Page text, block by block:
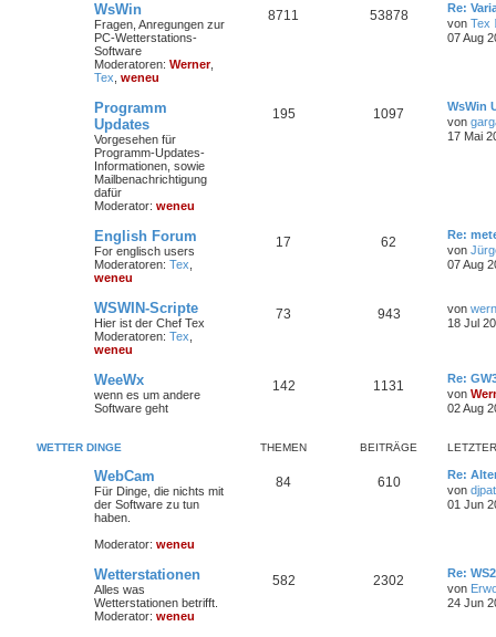
WsWin
Fragen, Anregungen zur
PC-Wetterstations-
Software
Moderatoren: Werner,
Tex weneu
8711 53878
Re:
von Tex
07 Aug
Programm
Updates
Vorgesehen für
Programm-Updates-
Informationen, sowie
Mailbenachrichtigung
dafür
Moderator: weneu
195 1097
WsWin
von
17 Mai
English Forum
For englisch users
Moderatoren: Tex
weneu
17 62
Re:
von
07 Aug
WSWIN-Scripte
Hier ist der Chef Tex
Moderatoren: Tex
weneu
73 943 von
18 Jul
WeeWx
wenn es um andere
Software geht
142 1131
Re:
von
02 Aug
WETTER DINGE THEMEN BEITRÄGE
WebCam
Für Dinge, die nichts mit
der Software zu tun
haben.
Moderator: weneu
84 610
Re:
von
01 Jun
Wetterstationen
Alles was
Wetterstationen betrifft.
Moderator: weneu
582 2302
Re:
von
24 Jun